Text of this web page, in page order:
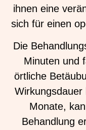
ihnen eine
sich für einen
Die
Minuten und
örtliche
Monate,
Behandlung